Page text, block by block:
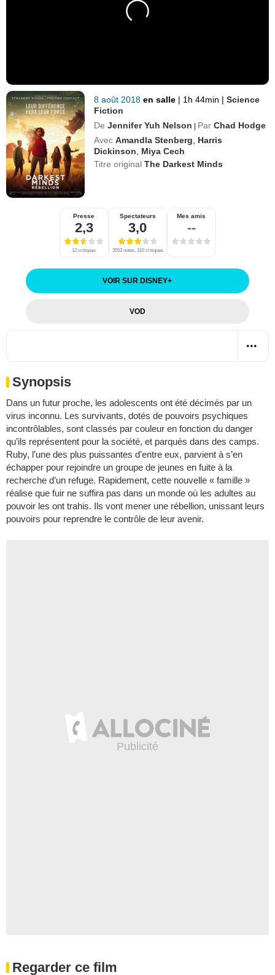
8 août 2018en salle | 1h 44min | Science
Fiction
De Jennifer Yuh Nelson | Par Chad Hodge
Avec Amandla Stenberg
Harris
Dickinson
Miya Cech
Titre originalThe Darkest Minds
Presse
2,3
12 critiques
Spectateurs
3,0
3552 notes, 310 critiques
Mes amis
--
VOIR SUR DISNEY+
VOD
Synopsis
Dans un futur proche, les adolescents ont été décimés par un
virus inconnu. Les survivants, dotés de pouvoirs psychiques
incontrôlables, sont classés par couleur en fonction du danger
qu’ils représentent pour la société, et parqués dans des camps.
Ruby, l’une des plus puissantes d’entre eux, parvient à s’en
échapper pour rejoindre un groupe de jeunes en fuite à la
recherche d’un refuge. Rapidement, cette nouvelle « famille »
réalise que fuir ne suffira pas dans un monde où les adultes au
pouvoir les ont trahis. Ils vont mener une rébellion, unissant leurs
pouvoirs pour reprendre le contrôle de leur avenir.
Regarder ce film